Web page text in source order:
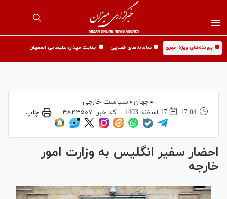
🟡 پرونده‌های ویژه خبری 🟡 سامانه‌های قضایی 🟡 جنایت میدان علیخانی اصفهان
جهان
سیاست خارجی
17:04
17 اسفند 1403 کد خبر: ۴۸۲۴۵۰۷ چاپ
احضار سفیر انگلیس به وزارت امور
خارجه